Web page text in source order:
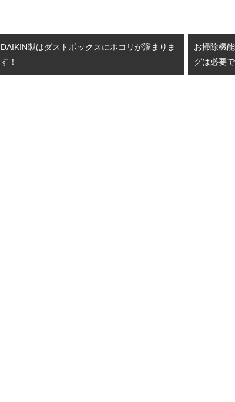
DAIKIN製はダストボックスにホコリが溜まりま
す！
お掃除機
グは必要